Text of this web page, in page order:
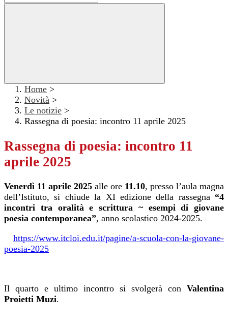
Home >
Novità >
Le notizie >
Rassegna di poesia: incontro 11 aprile 2025
Rassegna di poesia: incontro 11
aprile 2025
Venerdì 11 aprile 2025 alle ore 11.10, presso l’aula magna
dell’Istituto, si chiude la XI edizione della rassegna “4
incontri tra oralità e scrittura ~ esempi di giovane
poesia contemporanea”, anno scolastico 2024-2025.
https://www.itcloi.edu.it/pagine/a-scuola-con-la-giovane-
poesia-2025
Il quarto e ultimo incontro si svolgerà con Valentina
Proietti Muzi.